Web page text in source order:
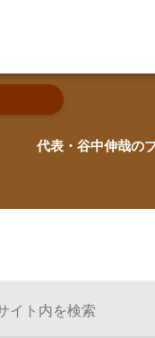
代表・谷中伸哉の